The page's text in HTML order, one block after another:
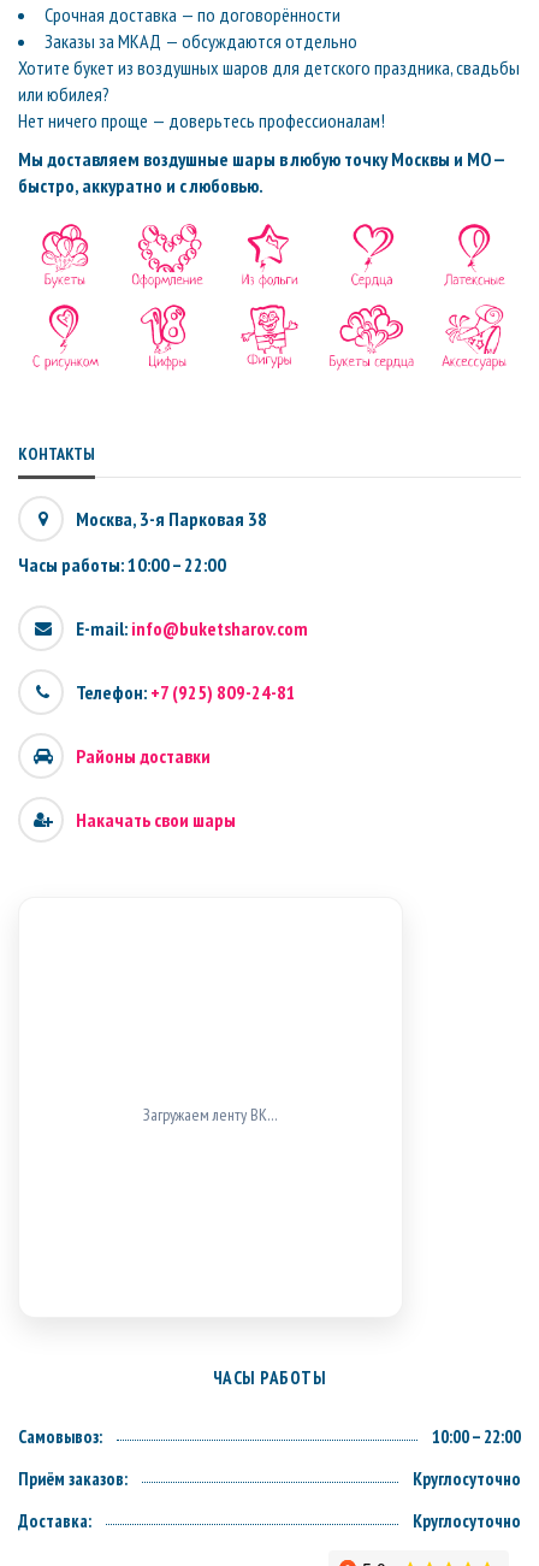
Срочная доставка — по договорённости
Заказы за МКАД — обсуждаются отдельно
Хотите букет из воздушных шаров для детского праздника, свадьбы
или юбилея?
Нет ничего проще — доверьтесь профессионалам!
Мы доставляем воздушные шары в любую точку Москвы и МО —
быстро, аккуратно и с любовью.
КОНТАКТЫ
Москва, 3-я Парковая 38
Часы работы: 10:00 – 22:00
E-mail: info@buketsharov.com
Телефон: +7 (925) 809-24-81
Районы доставки
Накачать свои шары
vk.com).
ЧАСЫ РАБОТЫ
Самовывоз:
10:00 – 22:00
Приём заказов:
Круглосуточно
Доставка:
Круглосуточно